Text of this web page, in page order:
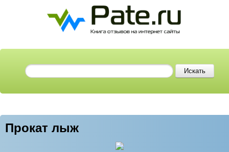
Прокат лыж